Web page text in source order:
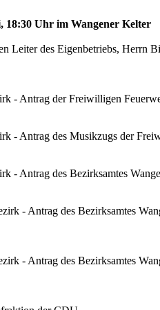
18:30 Uhr im Wangener Kelter
Leiter des Eigenbetriebs, Herrn
- Antrag der Freiwilligen
- Antrag des Musikzugs der
Antrag des Bezirksamtes
- Antrag des Bezirksamtes
- Antrag des Bezirksamtes